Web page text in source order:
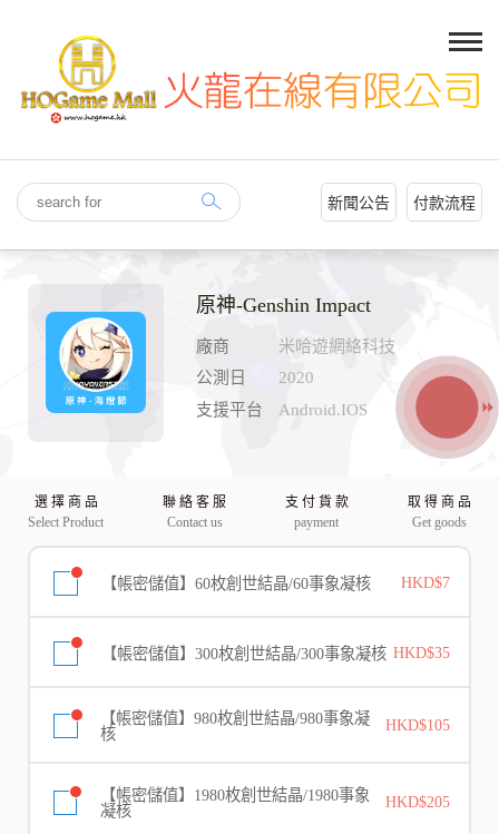
新聞公告 付款流程
原神-Genshin Impact
廠商
米哈遊網絡科技
公測日
2020
支援平台
Android.IOS
選 擇 商 品
Select Product
聯 絡 客 服
Contact us
支 付 貨 款
payment
取 得 商 品
Get goods
【帳密儲值】60枚創世結晶/60事象凝核 HKD$7
【帳密儲值】300枚創世結晶/300事象凝核 HKD$35
【帳密儲值】980枚創世結晶/980事象凝
核
HKD$105
【帳密儲值】1980枚創世結晶/1980事象
凝核
HKD$205